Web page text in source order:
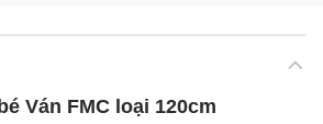
Ván FMC loại 120cm